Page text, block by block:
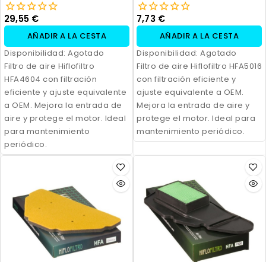
29,55 €
AÑADIR A LA CESTA
Disponibilidad: Agotado
Filtro de aire Hiflofiltro
HFA4604 con filtración
eficiente y ajuste equivalente
a OEM. Mejora la entrada de
aire y protege el motor. Ideal
para mantenimiento
periódico.
7,73 €
AÑADIR A LA CESTA
Disponibilidad: Agotado
Filtro de aire Hiflofiltro HFA5016
con filtración eficiente y
ajuste equivalente a OEM.
Mejora la entrada de aire y
protege el motor. Ideal para
mantenimiento periódico.